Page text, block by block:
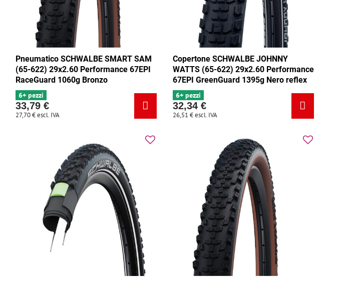
Pneumatico SCHWALBE SMART SAM
(65-622) 29x2.60 Performance 67EPI
RaceGuard 1060g Bronzo
6+ pezzi
33,79 €
27,70 €escl. IVA
Copertone SCHWALBE JOHNNY
WATTS (65-622) 29x2.60 Performance
67EPI GreenGuard 1395g Nero reflex
6+ pezzi
32,34 €
26,51 €escl. IVA